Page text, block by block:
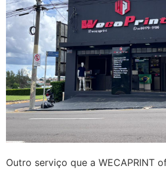
Outro serviço que a WECAPRINT